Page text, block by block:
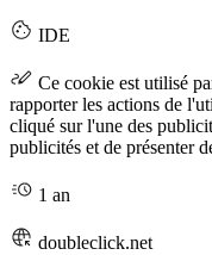
IDE
Ce cookie est utilisé
rapporter les actions de
cliqué sur l'une des
publicités et de présenter
1 an
doubleclick.net